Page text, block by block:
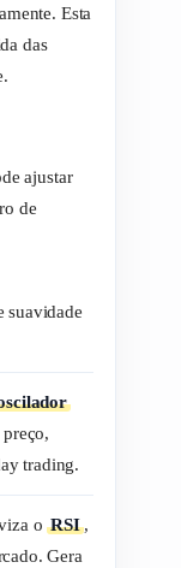
Esta
das
ajustar
de
suavidade
trading.
oRSI,
Gera